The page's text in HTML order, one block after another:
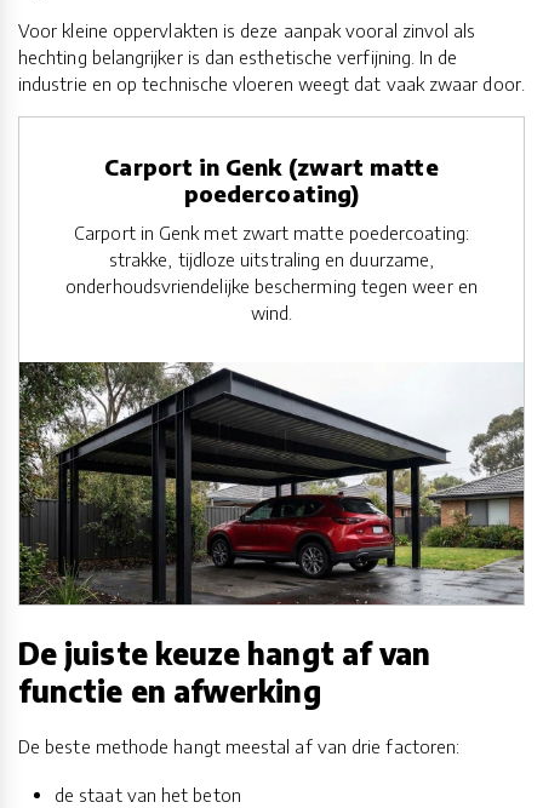
Voor kleine oppervlakten is deze aanpak vooral zinvol als
hechting belangrijker is dan esthetische verfijning. In de
industrie en op technische vloeren weegt dat vaak zwaar door.
Carport in Genk (zwart matte
poedercoating)
Carport in Genk met zwart matte poedercoating:
strakke, tijdloze uitstraling en duurzame,
onderhoudsvriendelijke bescherming tegen weer en
wind.
De juiste keuze hangt af van
functie en afwerking
De beste methode hangt meestal af van drie factoren:
de staat van het beton